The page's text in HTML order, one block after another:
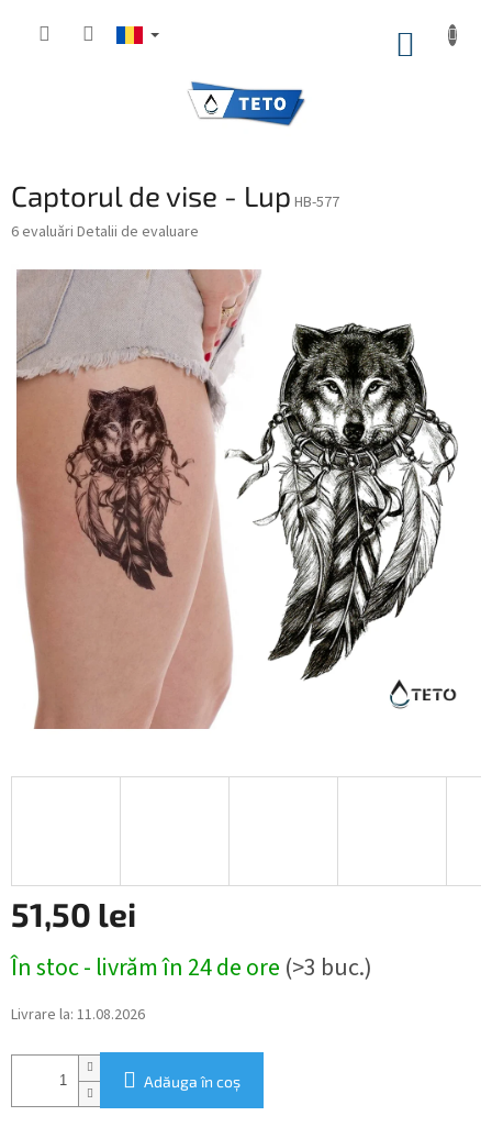
COŞ
Captorul de vise - Lup HB-577
Evaluarea
a
produsului
5,0
din
5
6 evaluări Detalii de evaluare
51,50 lei
Evaluare
preţ:
În stoc - livrăm în 24 de ore (>3 buc.)
Livrare la: 11.08.2026
Adăuga în coş